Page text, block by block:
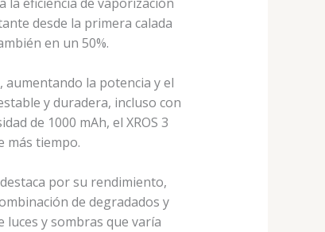
desde la primera calada
en un 50%.
la potencia y el
y duradera, incluso con
de 1000 mAh, el XROS 3
más tiempo.
por su rendimiento,
de degradados y
y sombras que varía